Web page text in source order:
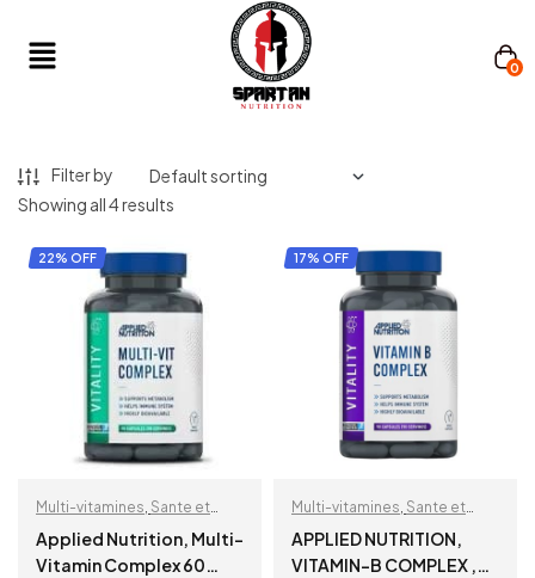
0
Filter by
Showing all 4 results
22% OFF
Multi-vitamines Sante et
Bien Etre
Applied Nutrition, Multi-
Vitamin Complex 60
17% OFF
Multi-vitamines Sante et
Bien Etre
APPLIED NUTRITION,
VITAMIN-B COMPLEX ,